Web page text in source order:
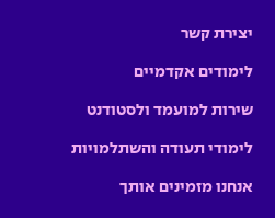
יצירת קשר
לימודים אקדמיים
שירות למועמד ולסטודנט
לימודי תעודה והשתלמויות
אנחנו מזמינים אותך